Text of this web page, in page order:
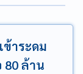
ข้าระดม
80 ล้าน